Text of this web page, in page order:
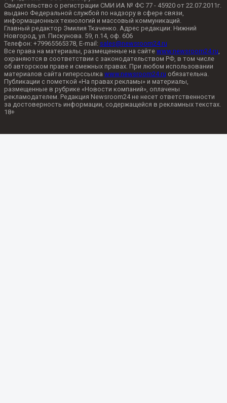
Свидетельство о регистрации СМИ ИА № ФС 77 - 45920 от 22.07.2011г.
выдано Федеральной службой по надзору в сфере связи,
информационных технологий и массовый коммуникаций.
Главный редактор Эмилия Ткаченко. Адрес редакции: Нижний
Новгород, ул. Пискунова. 59, п.14, оф. 606
Телефон: +79965565378, E-mail: sales@newsroom24.ru
Все права на материалы, размещенные на сайте www.newsroom24.ru
охраняются в соответствии с законодательством РФ, в том числе
об авторском праве и смежных правах. При любом использовании
материалов сайта гиперссылка www.newsroom24.ru обязательна.
Публикации с пометкой «На правах рекламы» и материалы,
размещенные в рубрике «Новости компаний», оплачены
рекламодателем. Редакция Newsroom24 не несет ответственности
за достоверность информации, содержащейся в рекламных текстах.
18+